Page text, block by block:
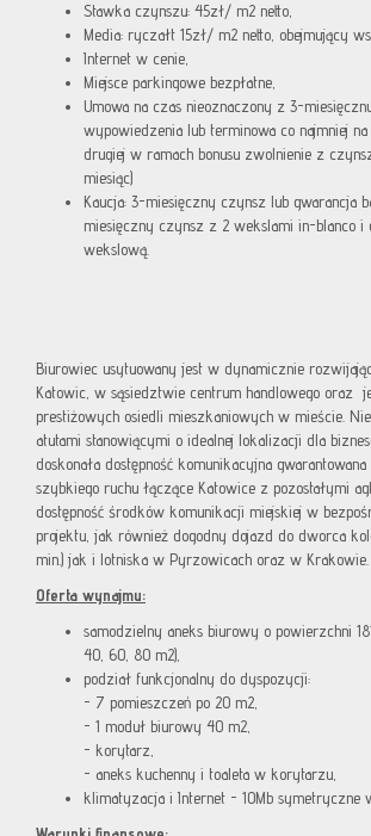
Stawka czynszu: 45zł/ m2 netto,
Media: ryczałt 15zł/ m2 netto, obejmujący
Internet w cenie,
Miejsce parkingowe bezpłatne,
Umowa na czas nieoznaczony z 3-
wypowiedzenia lub terminowa co najmniej
drugiej w ramach bonusu zwolnienie z
miesiąc)
Kaucja: 3-miesięczny czynsz lub gwarancja
miesięczny czynsz z 2 wekslami in-blanco i
wekslową.
Biurowiec usytuowany jest w dynamicznie
Katowic, w sąsiedztwie centrum handlowego oraz
prestiżowych osiedli mieszkaniowych w mieście.
atutami stanowiącymi o idealnej lokalizacji dla
doskonała dostępność komunikacyjna
szybkiego ruchu łączące Katowice z pozostałymi
dostępność środków komunikacji miejskiej w
projektu, jak również dogodny dojazd do dworca
min.) jak i lotniska w Pyrzowicach oraz w Krakowie.
Oferta wynajmu:
samodzielny aneks biurowy o powierzchni
40, 60, 80 m2),
podział funkcjonalny do dyspozycji:
- 7 pomieszczeń po 20 m2,
- 1 moduł biurowy 40 m2,
- korytarz,
- aneks kuchenny i toaleta w korytarzu,
klimatyzacja i Internet - 10Mb symetryczne